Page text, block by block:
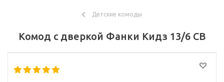
Детские комоды
Комод с дверкой Фанки Кидз 13/6 СВ